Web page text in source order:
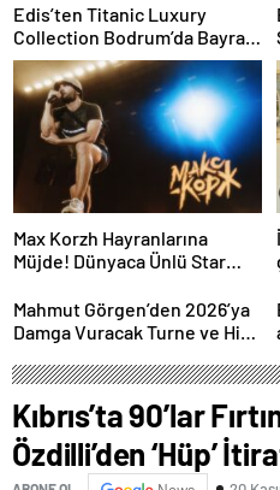
Edis’ten Titanic Luxury
Collection Bodrum’da Bayram
Gecesine Damga Vuran
Performans
Max Korzh Hayranlarına
Müjde! Dünyaca Ünlü Star
Performansla Hayranlarıyla
Buluşuyor
Mahmut Görgen’den 2026’ya
Damga Vuracak Turne ve Hit
Kıbrıs’ta 90’lar
Özdilli’den ‘Hüp’